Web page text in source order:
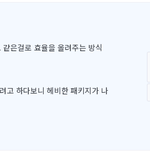
은걸로 효율을 올려주는 방식
고 하다보니 헤비한 패키지가 나